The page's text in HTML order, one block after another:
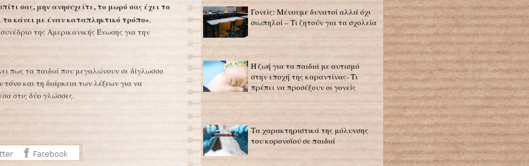
σας, μην ανησυχείτε, το μωρό σας έχει το
το κάνει με έναν καταπληκτικό τρόπο»,
της Αμερικανικής Ένωσης για την
πως τα παιδιά που μεγαλώνουν σε δίγλωσσο
και τη διάρκεια των λέξεων για να
στις δύο γλώσσες.
Γονείς: Μένουμε δυνατοί αλλά όχι
σιωπηλοί – Τι ζητούν για τα σχολεία
Η ζωή για τα παιδιά με αυτισμό
στην εποχή της καραντίνας- Τι
πρέπει να προσέξουν οι γονείς
Τα χαρακτηριστικά της μόλυνσης
του κορονοϊού σε παιδιά